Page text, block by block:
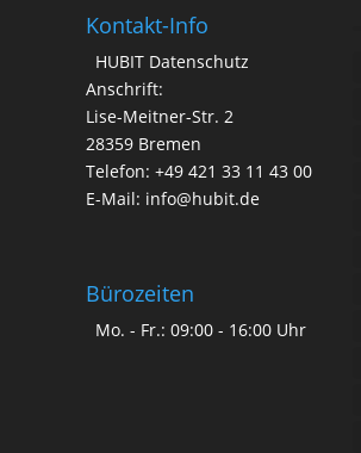
Kontakt-Info
HUBIT Datenschutz
Anschrift:
Lise-Meitner-Str. 2
28359 Bremen
Telefon: +49 421 33 11 43 00
E-Mail: info@hubit.de
Bürozeiten
Mo. - Fr.: 09:00 - 16:00 Uhr